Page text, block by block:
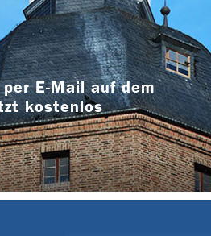
E-Mail auf dem
kostenlos